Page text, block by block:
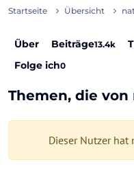
Startseite Übersicht
Über Beiträge13.4k
Folge ich0
Themen, die
Dieser Nutzer